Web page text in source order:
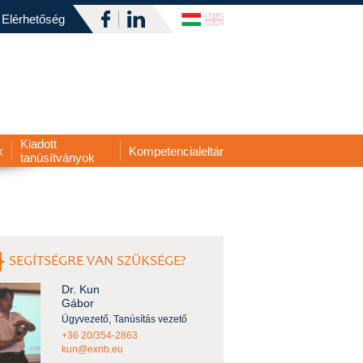
Elérhetőség
Kiadott
tanúsítványok
Kompetencialeltár
SEGÍTSÉGRE VAN SZÜKSÉGE?
Dr. Kun
Gábor
Ügyvezető, Tanúsítás vezető
+36 20/354-2863
kun@exnb.eu